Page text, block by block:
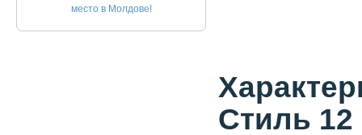
место в Молдове!
Стиль